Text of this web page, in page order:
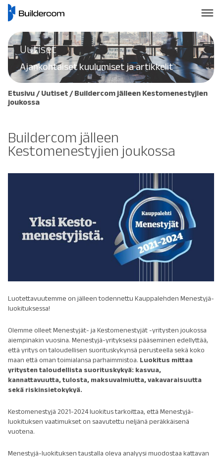
Uutiset
Ajankohtaiset kuulumiset ja artikkelit
Etusivu /Uutiset /Buildercom jälleen Kestomenestyjien
joukossa
Buildercom jälleen
Kestomenestyjien joukossa
Luotettavuutemme on jälleen todennettu Kauppalehden Menestyjä-
luokituksessa!
Olemme olleet Menestyjät- ja Kestomenestyjät -yritysten joukossa
aiempinakin vuosina. Menestyjä-yritykseksi pääseminen edellyttää,
että yritys on taloudellisen suorituskykynsä perusteella sekä koko
maan että oman toimialansa parhaimmistoa. Luokitus mittaa
yritysten taloudellista suorituskykyä: kasvua,
kannattavuutta, tulosta, maksuvalmiutta, vakavaraisuutta
sekä riskinsietokykyä.
Kestomenestyjä 2021-2024 luokitus tarkoittaa, että Menestyjä-
luokituksen vaatimukset on saavutettu neljänä peräkkäisenä
vuotena.
Menestyjä-luokituksen taustalla oleva analyysi muodostaa kattavan